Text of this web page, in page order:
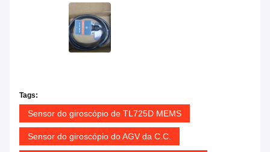
Tags:
Sensor do giroscópio de TL725D MEMS
Sensor do giroscópio do AGV da C.C.